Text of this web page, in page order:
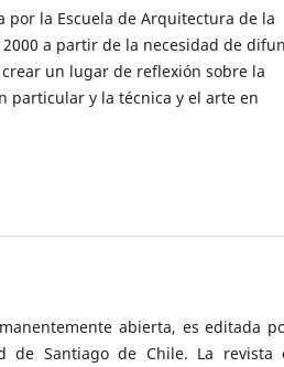
por la Escuela de Arquitectura de la
a partir de la necesidad de
un lugar de reflexión sobre la
particular y la técnica y el arte en
abierta, es editada
de Santiago de Chile. La revista